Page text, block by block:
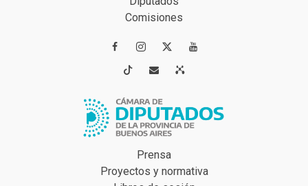
Comisiones
 
 
Prensa
Proyectos y normativa